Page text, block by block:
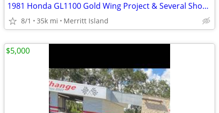
1981 Honda GL1100 Gold Wing Project & Several Shop Project Bikes
8/1 35k mi Merritt Island
$5,000